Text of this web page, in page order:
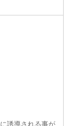
誘導される事が